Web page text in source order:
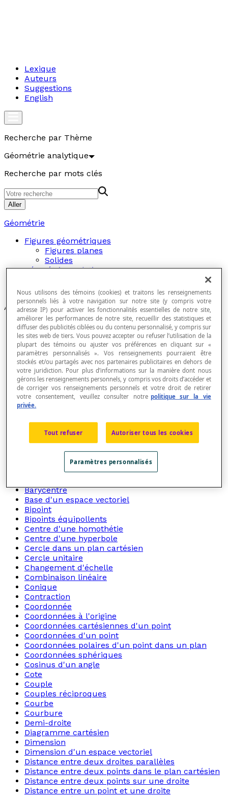
Lexique
Auteurs
Suggestions
English
Recherche par Thème
Géométrie analytique
Recherche par mots clés
Aller
Géométrie
Figures géométriques
Figures planes
Solides
Géométrie analytique
Transformation plane
Articles
Abscisse
Abscisse à l'origine
Addition de vecteurs
Amplitude d'une fonction périodique
Amplitude d'une fonction sinusoïdale
Arc cosécante
Arc cosinus
Arc cotangente
Arc sinus
Axe conjugué
Axe de nombres
Axe des abscisses
Axe des cotes
Axe des ordonnées
Axe polaire
Barycentre
Base d'un espace vectoriel
Bipoint
Bipoints équipollents
Centre d'une homothétie
Centre d'une hyperbole
Cercle dans un plan cartésien
Cercle unitaire
Changement d'échelle
Combinaison linéaire
Conique
Contraction
Coordonnée
Coordonnées à l'origine
Coordonnées cartésiennes d'un point
Coordonnées d'un point
Coordonnées polaires d'un point dans un plan
Coordonnées sphériques
Cosinus d'un angle
Cote
Couple
Couples réciproques
Courbe
Courbure
Demi-droite
Diagramme cartésien
Dimension
Dimension d'un espace vectoriel
Distance entre deux droites parallèles
Distance entre deux points dans le plan cartésien
Distance entre deux points sur une droite
Distance entre un point et une droite
Nous utilisons des témoins (cookies) et traitons les renseignements
personnels liés à votre navigation sur notre site (y compris votre
adresse IP) pour activer les fonctionnalités essentielles de notre site,
améliorer les performances de notre site, recueillir des statistiques et
diffuser des publicités ciblées ou du contenu personnalisé, y compris sur
les sites web de tiers. Vous pouvez accepter ou refuser l’utilisation de la
plupart des témoins ou ajuster vos préférences en cliquant sur «
paramètres personnalisés ». Vos renseignements pourraient être
stockés et/ou partagés avec nos partenaires publicitaires en dehors de
votre juridiction. Pour plus d’informations sur la manière dont nous
gérons les renseignements personnels, y compris vos droits d’accéder et
de corriger vos renseignements personnels et votre droit de retirer
votre consentement, veuillez consulter notre politique sur la vie
privée.
Tout refuser Autoriser tous les cookies
Paramètres personnalisés